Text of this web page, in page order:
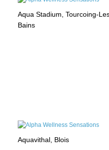
Aqua Stadium, Tourcoing-
Bains
Aquavithal, Blois